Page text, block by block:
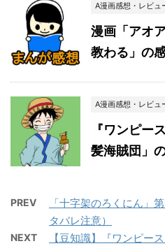
A漫画感想・レビュ
漫画「アオ
教わる」の
A漫画感想・レビュ
『ワンピー
髪海賊団」
PREV
「十字架のろくにん」
タバレ注意）
NEXT
【豆知識】『ワンピー